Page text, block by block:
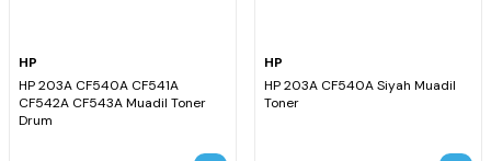
HP
HP 203A CF540A CF541A
CF542A CF543A Muadil Toner
Drum
HP
HP 203A CF540A Siyah Muadil
Toner